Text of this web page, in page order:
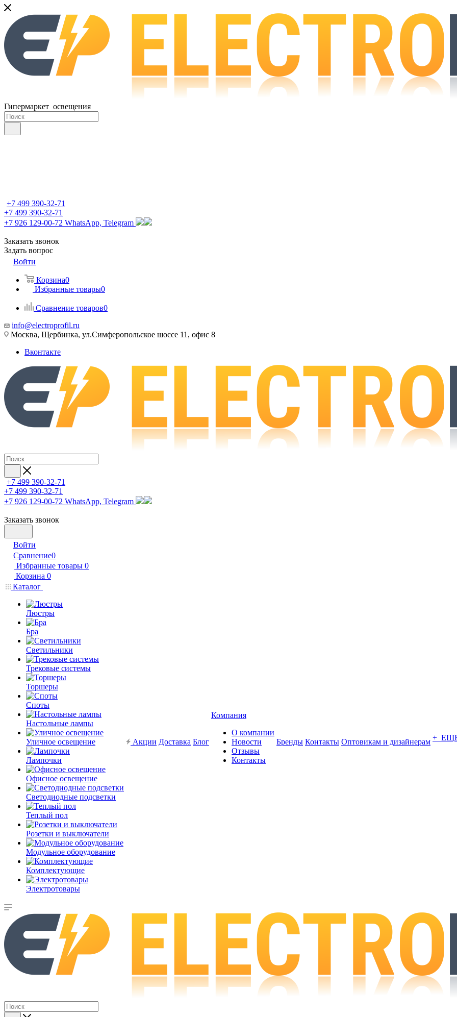
Гипермаркет освещения
+7 499 390-32-71
+7 499 390-32-71
+7 926 129-00-72 WhatsApp, Telegram
Заказать звонок
Задать вопрос
Войти
Корзина0
Избранные товары0
Сравнение товаров0
info@electroprofil.ru
Москва, Щербинка, ул.Симферопольское шоссе 11, офис 8
Вконтакте
+7 499 390-32-71
+7 499 390-32-71
+7 926 129-00-72 WhatsApp, Telegram
Заказать звонок
Войти
Сравнение0
Избранные товары 0
Корзина 0
Каталог
Люстры
Бра
Светильники
Трековые системы
Торшеры
Споты
Настольные лампы
Уличное освещение
Лампочки
Офисное освещение
Светодиодные подсветки
Теплый пол
Розетки и выключатели
Модульное оборудование
Комплектующие
Электротовары
Акции Доставка Блог
Компания
О компании
Новости
Отзывы
Контакты
Бренды Контакты Оптовикам и дизайнерам +